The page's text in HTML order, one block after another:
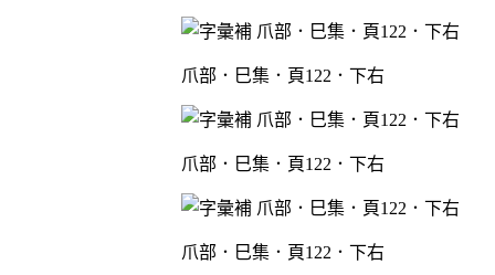
爪部．巳集．頁122．下右
爪部．巳集．頁122．下右
爪部．巳集．頁122．下右